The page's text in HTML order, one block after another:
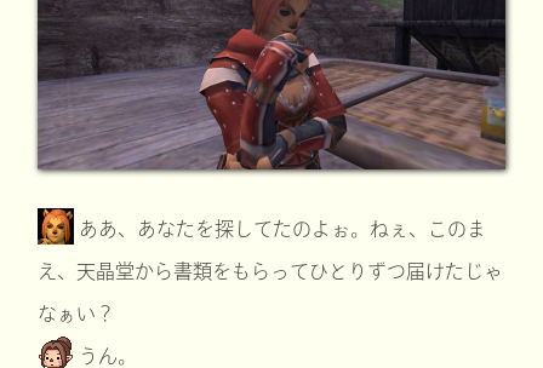
ああ、あなたを探してたのよぉ。ねぇ、このま
え、天晶堂から書類をもらってひとりずつ届けたじゃ
なぁい？
うん。